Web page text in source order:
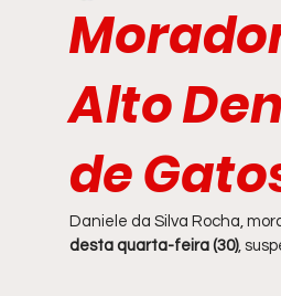
Alto
de
Daniele da Silva Rocha,
desta quarta-feira (30),